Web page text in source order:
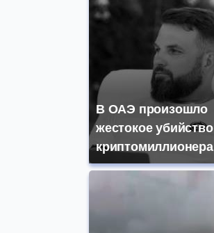
В ОАЭ произошло
жестокое убийство
криптомиллионера